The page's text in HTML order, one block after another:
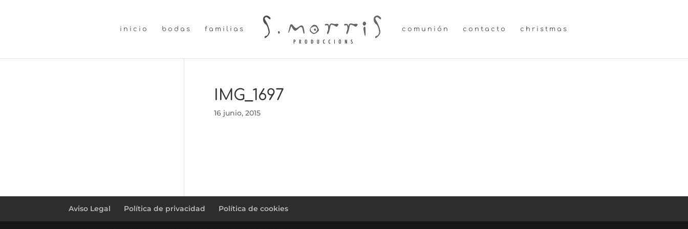
inicio bodas familias comunión contacto christmas
IMG_1697
16 junio, 2015
Aviso Legal Política de privacidad Política de cookies